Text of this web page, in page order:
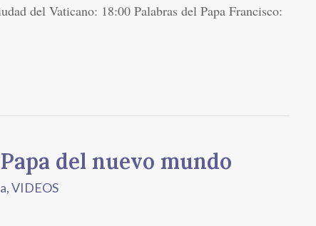
del Vaticano: 18:00 Palabras del Papa Francisco:
del nuevo mundo
,VIDEOS